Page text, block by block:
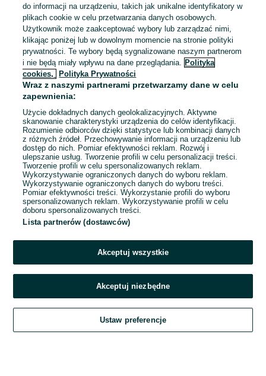
zderzak tył góra toyota yaris i
lift 03-05 8p4
136 zł
Bochnia
07 sierpnia 2026
1 2 3 ... 45
Zadzwoń / SMS
Szukaj Obserwujesz Dodaj Czat Konto
do informacji na urządzeniu, takich jak unikalne identyfikatory w
plikach cookie w celu przetwarzania danych osobowych.
Użytkownik może zaakceptować wybory lub zarządzać nimi,
klikając poniżej lub w dowolnym momencie na stronie polityki
prywatności. Te wybory będą sygnalizowane naszym partnerom
i nie będą miały wpływu na dane przeglądania. Polityka
cookies,
Polityka Prywatności
Wraz z naszymi partnerami przetwarzamy dane w celu
zapewnienia:
Użycie dokładnych danych geolokalizacyjnych. Aktywne
skanowanie charakterystyki urządzenia do celów identyfikacji.
Rozumienie odbiorców dzięki statystyce lub kombinacji danych
z różnych źródeł. Przechowywanie informacji na urządzeniu lub
dostęp do nich. Pomiar efektywności reklam. Rozwój i
ulepszanie usług. Tworzenie profili w celu personalizacji treści.
Tworzenie profili w celu spersonalizowanych reklam.
Wykorzystywanie ograniczonych danych do wyboru reklam.
Wykorzystywanie ograniczonych danych do wyboru treści.
Pomiar efektywności treści. Wykorzystanie profili do wyboru
spersonalizowanych reklam. Wykorzystywanie profili w celu
doboru spersonalizowanych treści.
Lista partnerów (dostawców)
Akceptuj wszystkie
Akceptuj niezbędne
Ustaw preferencje